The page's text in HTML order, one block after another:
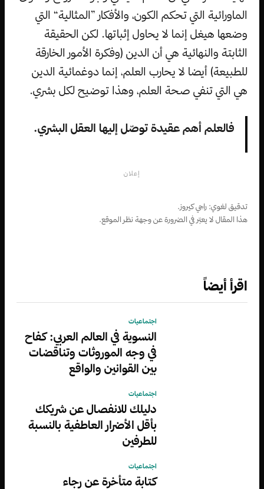
الماورائية التي تحكم الكون، والأفكار ”المثالية“ التي
وضعها هيغل إنما لا يحاول إثباتها. لكن الحقيقة
الثابتة والنهائية هي أن الدين (وفكرة الأمور الخارقة
للطبيعة) أيضا لا يحارب العلم، إنما دوغمائية الدين
هي التي تنفي صحة العلم، وهذا توضيح لكل بشري.
فالعلم أهم عقيدة توصّل إليها العقل البشري.
إعلان
تدقيق لغوي: راجي كيروز.
هذا المقال لا يعبّر في الضرورة عن وجهة نظر الموقع.
اقرأ أيضاً
اجتماعيات
النسوية في العالم العربي: كفاح
في وجه الموروثات وتناقضات
بين القوانين والواقع
اجتماعيات
دليلك للانفصال عن شريكك
بأقل الأضرار العاطفية بالنسبة
للطرفين
اجتماعيات
كتابة متأخرة عن رجاء